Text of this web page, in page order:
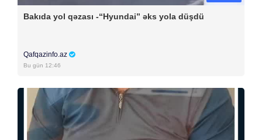
Bakıda yol qəzası -“Hyundai” əks yola düşdü
Qafqazinfo.az
Bu gün 12:46